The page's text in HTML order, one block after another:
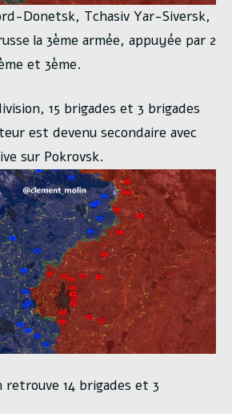
Donetsk, Tchasiv Yar-Siversk,
la 3ème armée, appuyée par 2
et 3ème.
15 brigades et 3 brigades
est devenu secondaire avec
sur Pokrovsk.
14 brigades et 3